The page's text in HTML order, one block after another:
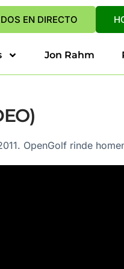
EN DIRECTO
Jon Rahm
OpenGolf rinde